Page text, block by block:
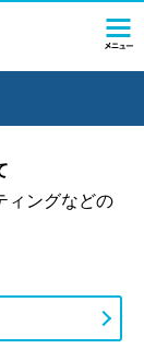
ィングなどの